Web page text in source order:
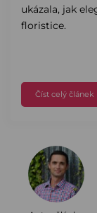
ukázala, jak
floristice.
Číst celý článek